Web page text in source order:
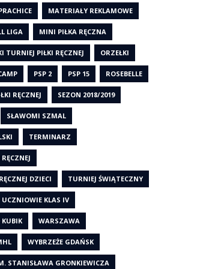
MATERIAŁY REKLAMOWE
LIGA MINI PIŁKA RĘCZNA
TURNIEJ PIŁKI RĘCZNEJ ORZEŁKI
PSP 2 PSP 15 ROSEBELLE
RĘCZNEJ SEZON 2018/2019
SŁAWOMI SZMAL
TERMINARZ
DZIECI TURNIEJ ŚWIĄTECZNY
UCZNIOWIE KLAS IV
WARSZAWA
WYBRZEŻE GDAŃSK
STANISŁAWA GRONKIEWICZA